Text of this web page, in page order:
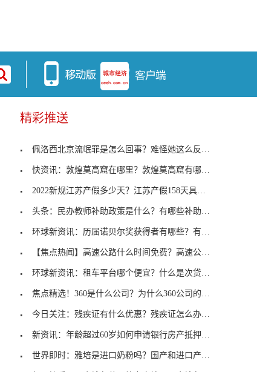
精彩推送
佩洛西北京流氓罪是怎么回事？难怪她这么反华呢
快资讯：敦煌莫高窟在哪里？敦煌莫高窟有哪些景点？
2022新规江苏产假多少天？江苏产假158天具体落地细则
头条：民办教师补助政策是什么？有哪些补助项目？
环球新资讯：历届诺贝尔奖获得者有哪些？有哪些华裔
【焦点热闻】高速公路什么时间免费？高速公路最新收
环球新资讯：租车平台哪个便宜？什么是次贷危机？
焦点精选！360是什么公司？为什么360公司的股价下跌
今日关注：残疾证有什么优惠？残疾证怎么办理？
新资讯：年龄超过60岁如何申请银行房产抵押贷款？什
世界即时：雅培是进口奶粉吗？国产和进口产品的区别